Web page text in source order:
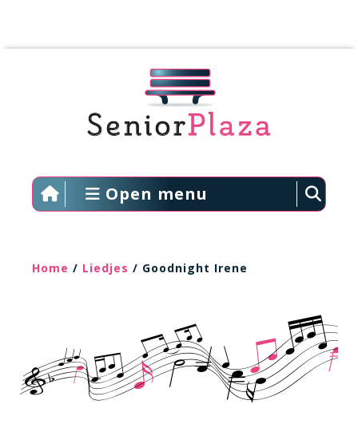
Open menu
Home / Liedjes / Goodnight Irene